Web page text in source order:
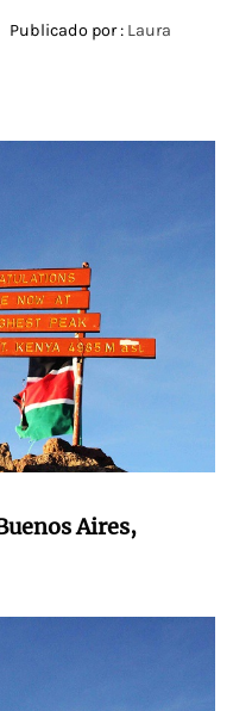
Publicado por : Laura
Aires,